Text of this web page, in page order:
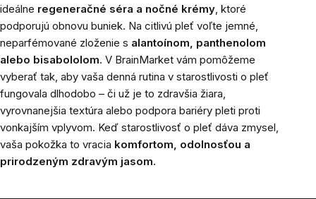
ideálne regeneračné séra a nočné krémy, ktoré
podporujú obnovu buniek. Na citlivú pleť voľte jemné,
neparfémované zloženie s alantoínom, panthenolom
alebo bisabololom. V BrainMarket vám pomôžeme
vyberať tak, aby vaša denná rutina v starostlivosti o pleť
fungovala dlhodobo – či už je to zdravšia žiara,
vyrovnanejšia textúra alebo podpora bariéry pleti proti
vonkajším vplyvom. Keď starostlivosť o pleť dáva zmysel,
vaša pokožka to vracia komfortom, odolnosťou a
prirodzeným zdravým jasom.